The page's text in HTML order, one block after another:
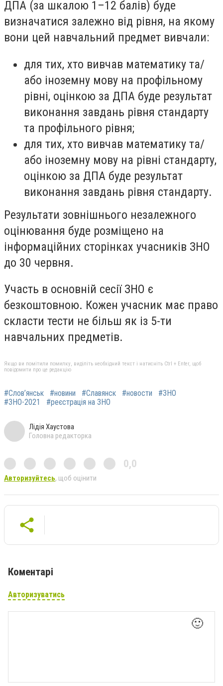
ДПА (за шкалою 1–12 балів) буде
визначатися залежно від рівня, на якому
вони цей навчальний предмет вивчали:
для тих, хто вивчав математику та/
або іноземну мову на профільному
рівні, оцінкою за ДПА буде результат
виконання завдань рівня стандарту
та профільного рівня;
для тих, хто вивчав математику та/
або іноземну мову на рівні стандарту,
оцінкою за ДПА буде результат
виконання завдань рівня стандарту.
Результати зовнішнього незалежного
оцінювання буде розміщено на
інформаційних сторінках учасників ЗНО
до 30 червня.
Участь в основній сесії ЗНО є
безкоштовною. Кожен учасник має право
скласти тести не більш як із 5-ти
навчальних предметів.
Якщо ви помітили помилку, виділіть необхідний текст і натисніть Ctrl + Enter, щоб
повідомити про це редакцію
#Слов’янськ #новини #Славянск #новости
#ЗНО
#ЗНО-2021
#реєстрація на ЗНО
Лідія Хаустова
Головна редакторка
0,0
Авторизуйтесь, щоб оцінити
Коментарі
Авторизуватись
🙂